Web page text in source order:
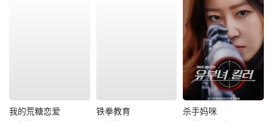
我的荒糖恋爱 铁拳教育 杀手妈咪